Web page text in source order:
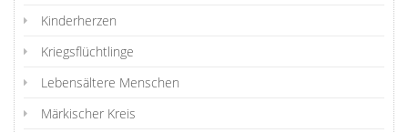
Kinderherzen
Kriegsflüchtlinge
Lebensältere Menschen
Märkischer Kreis